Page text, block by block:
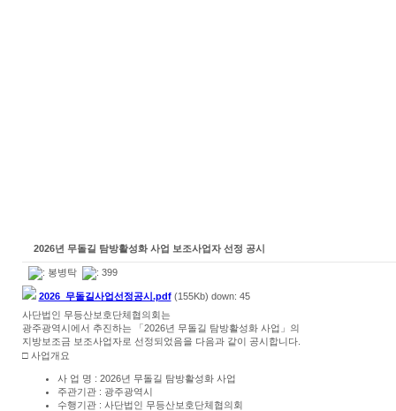
2026년 무돌길 탐방활성화 사업 보조사업자 선정 공시
: 봉병탁 : 399
2026_무돌길사업선정공시.pdf(155Kb) down: 45
사단법인 무등산보호단체협의회는
광주광역시에서 추진하는 「2026년 무돌길 탐방활성화 사업」의
지방보조금 보조사업자로 선정되었음을 다음과 같이 공시합니다.
□ 사업개요
사 업 명 : 2026년 무돌길 탐방활성화 사업
주관기관 : 광주광역시
수행기관 : 사단법인 무등산보호단체협의회